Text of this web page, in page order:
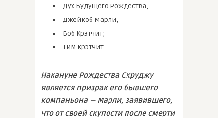
Дух Будущего Рождества;
Джейкоб Марли;
Боб Крэтчит;
Тим Крэтчит.
Накануне Рождества Скруджу
является призрак его бывшего
компаньона — Марли, заявившего,
что от своей скупости после смерти